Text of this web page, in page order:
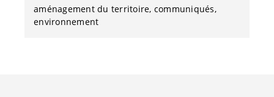
aménagement du territoire communiqués
environnement